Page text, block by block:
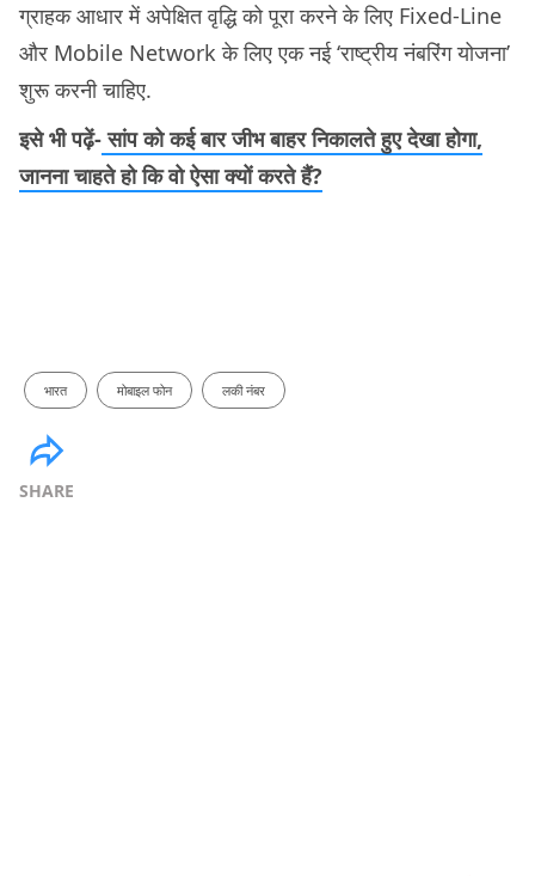
ग्राहक आधार में अपेक्षित वृद्धि को पूरा करने के लिए Fixed-Line
और Mobile Network के लिए एक नई ‘राष्ट्रीय नंबरिंग योजना’
शुरू करनी चाहिए.
इसे भी पढ़ें-सांप को कई बार जीभ बाहर निकालते हुए देखा होगा,
जानना चाहते हो कि वो ऐसा क्यों करते हैं?
भारत मोबाइल फोन लकी नंबर
SHARE